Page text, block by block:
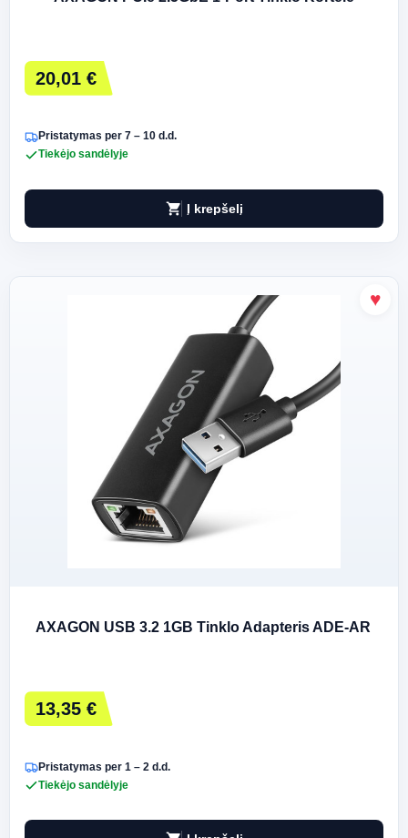
20,01 €
Pristatymas per 7 – 10 d.d.
Tiekėjo sandėlyje
shopping_cart Į krepšelį
AXAGON USB 3.2 1GB Tinklo Adapteris ADE-AR
13,35 €
Pristatymas per 1 – 2 d.d.
Tiekėjo sandėlyje